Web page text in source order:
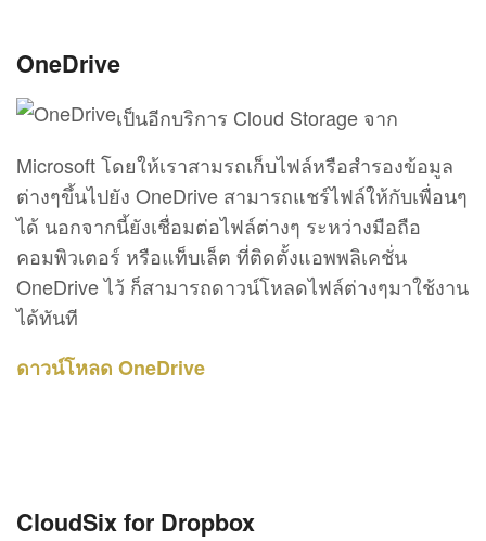
OneDrive
เป็นอีกบริการ Cloud Storage จาก
Microsoft โดยให้เราสามรถเก็บไฟล์หรือสำรองข้อมูล
ต่างๆขึ้นไปยัง OneDrive สามารถแชร์ไฟล์ให้กับเพื่อนๆ
ได้ นอกจากนี้ยังเชื่อมต่อไฟล์ต่างๆ ระหว่างมือถือ
คอมพิวเตอร์ หรือแท็บเล็ต ที่ติดตั้งแอพพลิเคชั่น
OneDrive ไว้ ก็สามารถดาวน์โหลดไฟล์ต่างๆมาใช้งาน
ได้ทันที
ดาวน์โหลด OneDrive
CloudSix for Dropbox